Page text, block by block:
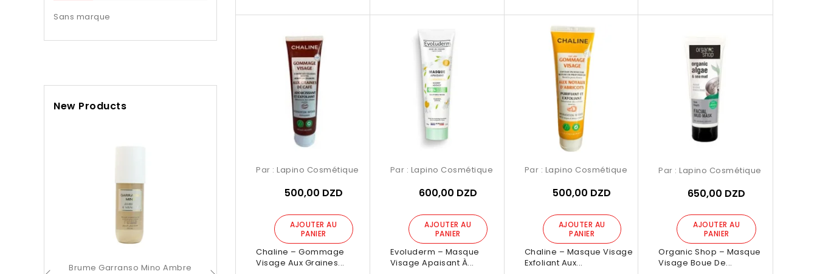
Sans marque
New Products
Brume Garranso Mino Ambre
Brume Garranso Mino Orchidée
Aperçu rapide
Bonprixdzplus
990,00 DZD
AJOUTER AU
PANIER
Brume Garranso Mino Jardin De
 Aperçu rapide
Bonprixdzplus
990,00 DZD
AJOUTER AU
PANIER
Brume Garranso Mino Radiance
250ml
Aperçu rapide
Par :Bonprixdzplus
990,00 DZD
AJOUTER AU
PANIER
Brume Garranso Mino Radiance
Aperçu rapide
Par : Bonprixdzplus
990,00 DZD
AJOUTER AU
PANIER
Chaline – Gommage
Visage Aux Graines...
Par : Lapino Cosmétique
500,00 DZD
AJOUTER AU
PANIER
Evoluderm – Masque
Visage Apaisant À...
Par : Lapino Cosmétique
600,00 DZD
AJOUTER AU
PANIER
Chaline – Masque Visage
Exfoliant Aux...
Par : Lapino Cosmétique
500,00 DZD
AJOUTER AU
PANIER
Organic Shop – Masque
Visage Boue De...
Par :Lapino Cosmétique
650,00 DZD
AJOUTER AU
PANIER